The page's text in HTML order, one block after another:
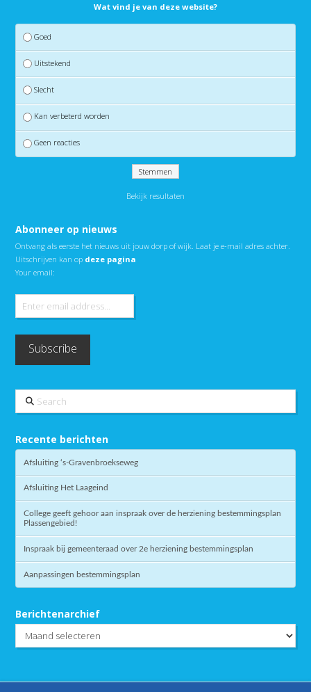
Wat vind je van deze website?
Goed
Uitstekend
Slecht
Kan verbeterd worden
Geen reacties
Bekijk resultaten
Abonneer op nieuws
Ontvang als eerste het nieuws uit jouw dorp of wijk. Laat je e-mail adres achter.
Uitschrijven kan op deze pagina
Your email:
Search
Recente berichten
Afsluiting ‘s-Gravenbroekseweg
Afsluiting Het Laageind
College geeft gehoor aan inspraak over de herziening bestemmingsplan
Plassengebied!
Inspraak bij gemeenteraad over 2e herziening bestemmingsplan
Aanpassingen bestemmingsplan
Berichtenarchief